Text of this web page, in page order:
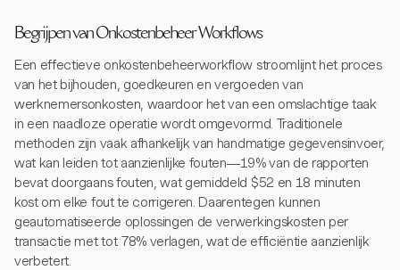
Begrijpen van Onkostenbeheer Workflows
Een effectieve onkostenbeheerworkflow stroomlijnt het proces
van het bijhouden, goedkeuren en vergoeden van
werknemersonkosten, waardoor het van een omslachtige taak
in een naadloze operatie wordt omgevormd. Traditionele
methoden zijn vaak afhankelijk van handmatige gegevensinvoer,
wat kan leiden tot aanzienlijke fouten—19% van de rapporten
bevat doorgaans fouten, wat gemiddeld $52 en 18 minuten
kost om elke fout te corrigeren. Daarentegen kunnen
geautomatiseerde oplossingen de verwerkingskosten per
transactie met tot 78% verlagen, wat de efficiëntie aanzienlijk
verbetert.